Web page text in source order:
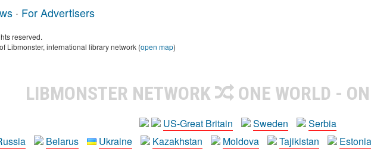
· For Advertisers
reserved.
Libmonster, international library network (open map)
LIBMONSTER NETWORK ONE WORLD -
US-Great Britain Sweden
Serbia
Belarus Ukraine Kazakhstan Moldova Tajikistan Estonia